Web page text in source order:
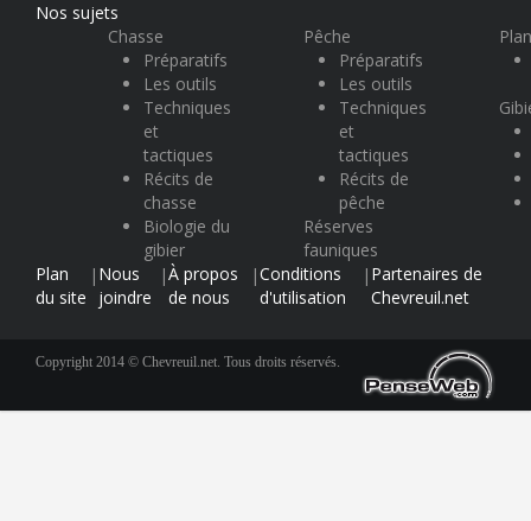
Nos sujets
Chasse
Préparatifs
Les outils
Techniques
et
tactiques
Récits de
chasse
Biologie du
gibier
Pêche
Préparatifs
Les outils
Techniques
et
tactiques
Récits de
pêche
Réserves
fauniques
Plan
du site
| Nous
joindre
|À propos
de nous
|Conditions
d'utilisation
| Partenaires de
Chevreuil.net
Copyright 2014 © Chevreuil.net. Tous droits réservés.